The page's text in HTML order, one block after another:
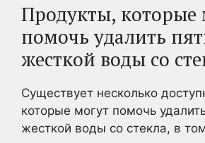
Продукты, которые
помочь удалить
жесткой воды со
Существует несколько
которые могут помочь
жесткой воды со стекла, в